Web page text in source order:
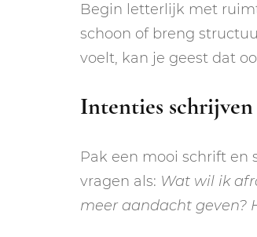
Begin letterlijk met
schoon of breng
voelt, kan je geest dat
Intenties schrijven
Pak een mooi schrift en
vragen als: Wat wil ik
meer aandacht geven?